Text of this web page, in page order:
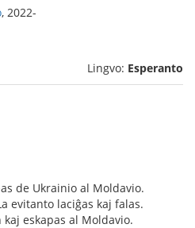
, 2022-
Lingvo: Esperanto
de Ukrainio al Moldavio.
evitanto laciĝas kaj falas.
eskapas al Moldavio.